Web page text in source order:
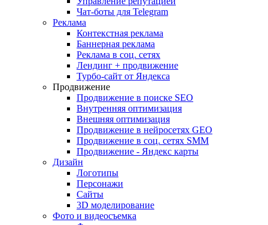
Чат-боты для Telegram
Реклама
Контекстная реклама
Баннерная реклама
Реклама в соц. сетях
Лендинг + продвижение
Турбо-сайт от Яндекса
Продвижение
Продвижение в поиске SEO
Внутренняя оптимизация
Внешняя оптимизация
Продвижение в нейросетях GEO
Продвижение в соц. сетях SMM
Продвижение - Яндекс карты
Дизайн
Логотипы
Персонажи
Сайты
3D моделирование
Фото и видеосъемка